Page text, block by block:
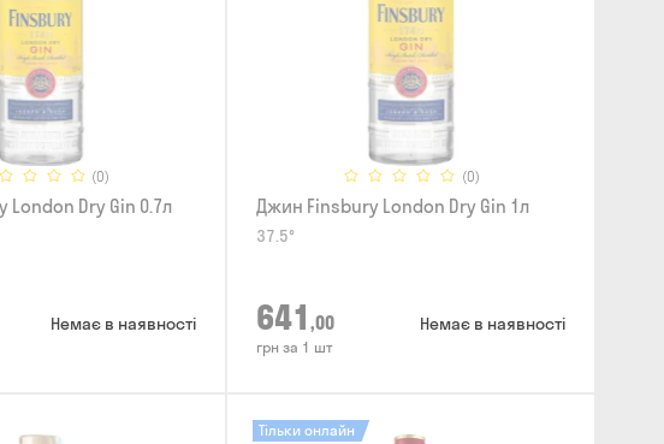
(0)
Dry Gin 0.7л
Немає в наявності
(0)
Джин Finsbury London Dry Gin 1л
37.5°
641 ,00
грн за 1 шт
Немає в наявності
Тільки онлайн